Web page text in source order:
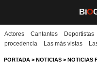
BiO
Biografías
Películas
Actores Cantantes Deportistas
procedencia
Las más vistas
PORTADA > NOTICIAS > NOTICIAS